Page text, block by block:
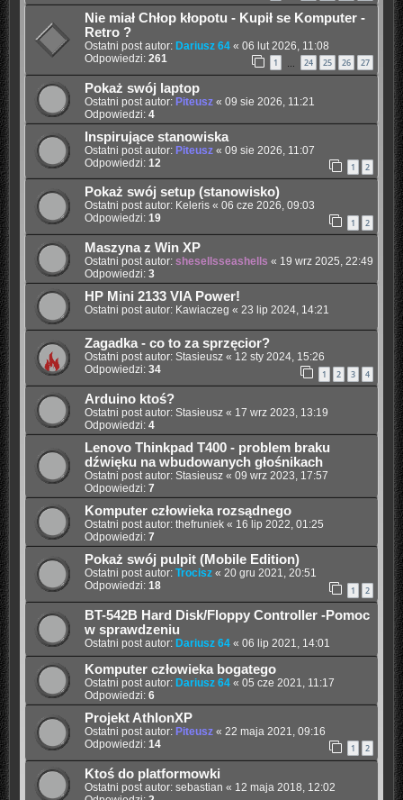
Nie miał Chłop kłopotu - Kupił se Komputer -
Retro ?
Ostatni post autor: Dariusz 64« 06 lut 2026, 11:08
Odpowiedzi: 261 1 24 25 26 27
Pokaż swój laptop
Ostatni post autor: Piteusz« 09 sie 2026, 11:21
Odpowiedzi: 4
Inspirujące stanowiska
Ostatni post autor: Piteusz« 09 sie 2026, 11:07
Odpowiedzi: 12 1 2
Pokaż swój setup (stanowisko)
Ostatni post autor: Keleris« 06 cze 2026, 09:03
Odpowiedzi: 19 1 2
Maszyna z Win XP
Ostatni post autor: shesellsseashells « 19 wrz 2025, 22:49
Odpowiedzi: 3
HP Mini 2133 VIA Power!
Ostatni post autor: Kawiaczeg « 23 lip 2024, 14:21
Zagadka - co to za sprzęcior?
Ostatni post autor: Stasieusz« 12 sty 2024, 15:26
Odpowiedzi: 34 1 2 3 4
Arduino ktoś?
Ostatni post autor: Stasieusz« 17 wrz 2023, 13:19
Odpowiedzi: 4
Lenovo Thinkpad T400 - problem braku
dźwięku na wbudowanych głośnikach
Ostatni post autor: Stasieusz« 09 wrz 2023, 17:57
Odpowiedzi: 7
Komputer człowieka rozsądnego
Ostatni post autor: thefruniek« 16 lip 2022, 01:25
Odpowiedzi: 7
Pokaż swój pulpit (Mobile Edition)
Ostatni post autor: Trocisz« 20 gru 2021, 20:51
Odpowiedzi: 18 1 2
BT-542B Hard Disk/Floppy Controller -Pomoc
w sprawdzeniu
Ostatni post autor: Dariusz 64« 06 lip 2021, 14:01
Komputer człowieka bogatego
Ostatni post autor: Dariusz 64« 05 cze 2021, 11:17
Odpowiedzi: 6
Projekt AthlonXP
Ostatni post autor: Piteusz« 22 maja 2021, 09:16
Odpowiedzi: 14 1 2
Ktoś do platformowki
Ostatni post autor: sebastian « 12 maja 2018, 12:02